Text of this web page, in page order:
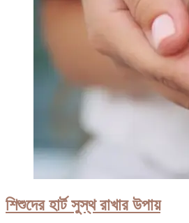
শিশুদের হার্ট সুস্থ রাখার উপায়